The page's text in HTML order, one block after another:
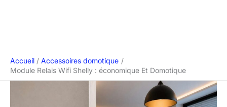
Accueil
Accessoires domotique
Module Relais Wifi Shelly : économique Et Domotique